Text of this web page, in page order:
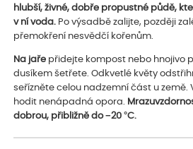
hlubší, živné, dobře propustné půdě,
v ní voda. Po výsadbě zalijte, později
přemokření nesvědčí kořenům.
Na jaře přidejte kompost nebo hnojivo
dusíkem šetřete. Odkvetlé květy
seřízněte celou nadzemní část u země.
hodit nenápadná opora.
dobrou, přibližně do −20 °C.